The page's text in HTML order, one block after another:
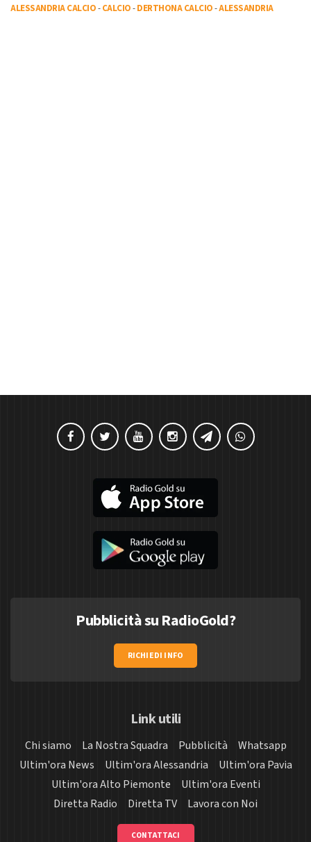
ALESSANDRIA CALCIO-CALCIO-DERTHONA CALCIO-ALESSANDRIA
Pubblicità su RadioGold?
RICHIEDI INFO
Link utili
Chi siamo La Nostra Squadra Pubblicità
Whatsapp
Ultim'ora News
Ultim'ora Alessandria
Ultim'ora Pavia
Ultim'ora Alto Piemonte
Ultim'ora Eventi
Diretta Radio
Diretta TV Lavora con Noi
CONTATTACI